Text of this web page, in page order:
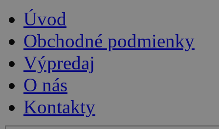
Úvod
Obchodné podmienky
Výpredaj
O nás
Kontakty